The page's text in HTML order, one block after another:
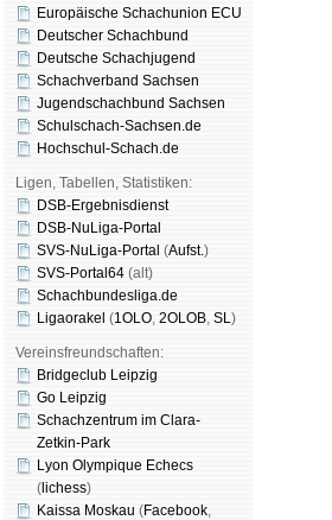
Europäische Schachunion ECU
Deutscher Schachbund
Deutsche Schachjugend
Schachverband Sachsen
Jugendschachbund Sachsen
Schulschach-Sachsen.de
Hochschul-Schach.de
Ligen, Tabellen, Statistiken:
DSB-Ergebnisdienst
DSB-NuLiga-Portal
SVS-NuLiga-Portal (Aufst.)
SVS-Portal64 (alt)
Schachbundesliga.de
Ligaorakel (1OLO, 2OLOB, SL)
Vereinsfreundschaften:
Bridgeclub Leipzig
Go Leipzig
Schachzentrum im Clara-
Zetkin-Park
Lyon Olympique Echecs
( lichess)
Kaissa Moskau (Face­book,